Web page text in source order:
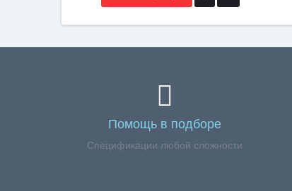
Помощь в подборе
Спецификации любой сложности